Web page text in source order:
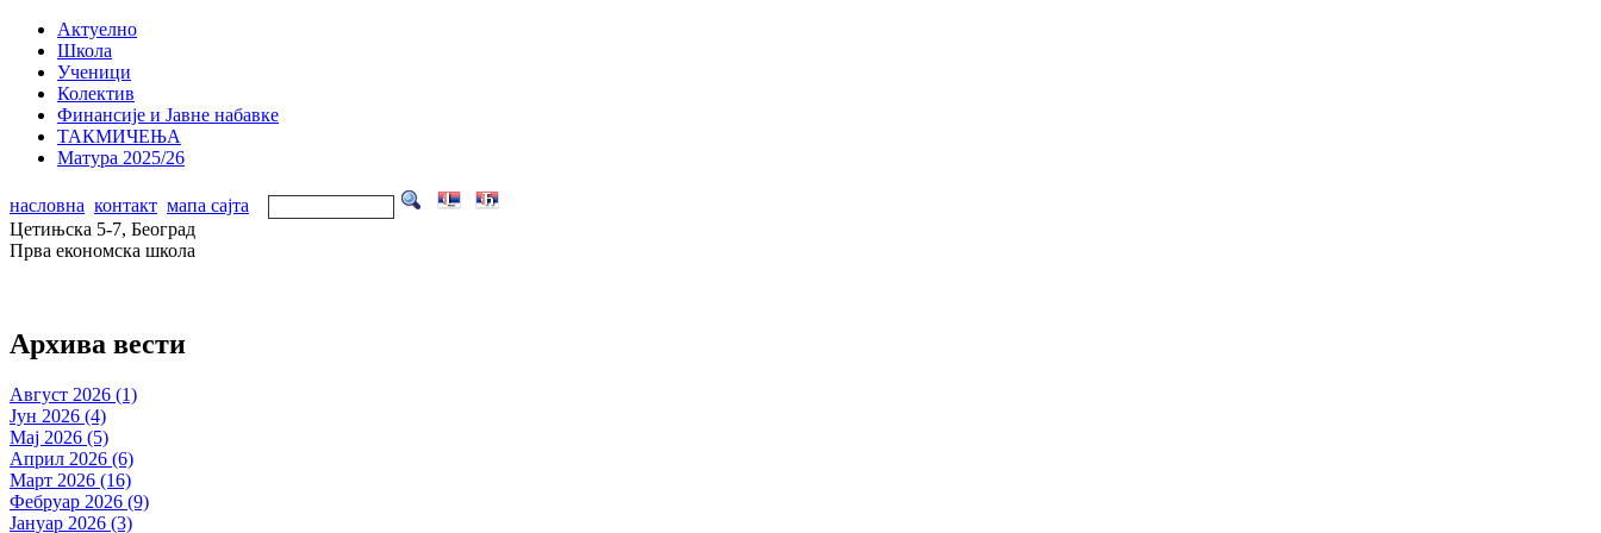
Актуелно
Школа
Ученици
Колектив
Финансије и Јавне набавке
ТАКМИЧЕЊА
Матура 2025/26
насловна контакт мапа сајта
Цетињска 5-7, Београд
Прва економска школа
Архива вести
Август 2026 (1)
Јун 2026 (4)
Мај 2026 (5)
Април 2026 (6)
Март 2026 (16)
Фебруар 2026 (9)
Јануар 2026 (3)